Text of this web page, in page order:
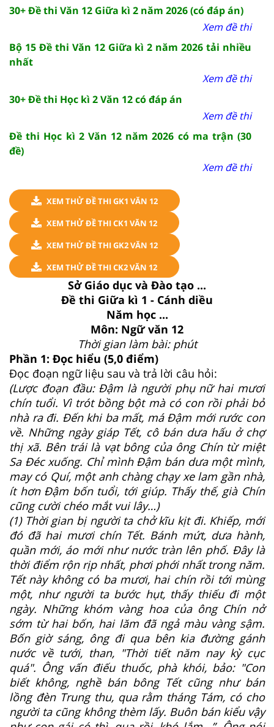
30+ Đề thi Văn 12 Giữa kì 2 năm 2026 (có đáp án)
Xem đề thi
Bộ 15 Đề thi Văn 12 Giữa kì 2 năm 2026 tải nhiều
nhất
Xem đề thi
30+ Đề thi Học kì 2 Văn 12 có đáp án
Xem đề thi
Đề thi Học kì 2 Văn 12 năm 2026 có ma trận (30
đề)
Xem đề thi
XEM THỬ ĐỀ THI GK1 VĂN 12
XEM THỬ ĐỀ THI CK1 VĂN 12
XEM THỬ ĐỀ THI GK2 VĂN 12
XEM THỬ ĐỀ THI CK2 VĂN 12
Sở Giáo dục và Đào tạo ...
Đề thi Giữa kì 1 - Cánh diều
Năm học ...
Môn: Ngữ văn 12
Thời gian làm bài: phút
Phần 1: Đọc hiểu (5,0 điểm)
Đọc đoạn ngữ liệu sau và trả lời câu hỏi:
(Lược đoạn đầu: Đậm là người phụ nữ hai mươi
chín tuổi. Vì trót bồng bột mà có con rồi phải bỏ
nhà ra đi. Đến khi ba mất, má Đậm mới rước con
về. Những ngày giáp Tết, cô bán dưa hấu ở chợ
thị xã. Bên trái là vạt bông của ông Chín từ miệt
Sa Đéc xuống. Chỉ mình Đậm bán dưa một mình,
may có Quí, một anh chàng chạy xe lam gần nhà,
ít hơn Đậm bốn tuổi, tới giúp. Thấy thế, già Chín
cũng cười chéo mắt vui lây…)
(1) Thời gian bị người ta chở kĩu kịt đi. Khiếp, mới
đó đã hai mươi chín Tết. Bánh mứt, dưa hành,
quần mới, áo mới như nước tràn lên phố. Đây là
thời điểm rộn rịp nhất, phơi phới nhất trong năm.
Tết này không có ba mươi, hai chín rồi tới mùng
một, như người ta bước hụt, thấy thiếu đi một
ngày. Những khóm vàng hoa của ông Chín nở
sớm từ hai bốn, hai lăm đã ngả màu vàng sậm.
Bốn giờ sáng, ông đi qua bên kia đường gánh
nước về tưới, than, "Thời tiết năm nay kỳ cục
quá". Ông vấn điếu thuốc, phà khói, bảo: "Con
biết không, nghề bán bông Tết cũng như bán
lồng đèn Trung thu, qua rằm tháng Tám, có cho
người ta cũng không thèm lấy. Buôn bán kiểu vậy